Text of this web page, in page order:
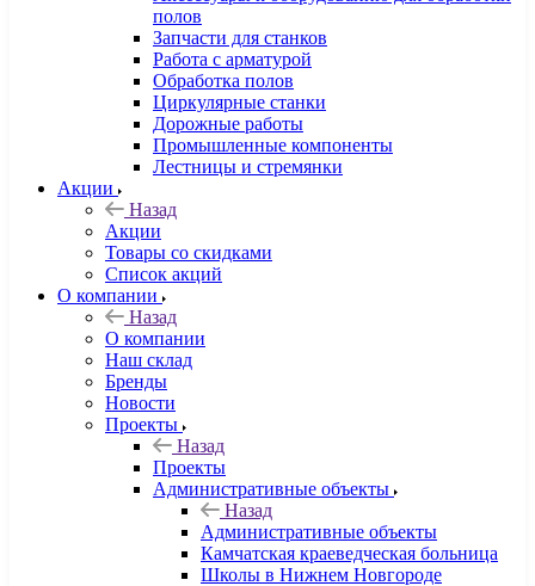
полов
Запчасти для станков
Работа с арматурой
Обработка полов
Циркулярные станки
Дорожные работы
Промышленные компоненты
Лестницы и стремянки
Акции
Назад
Акции
Товары со скидками
Список акций
О компании
Назад
О компании
Наш склад
Бренды
Новости
Проекты
Назад
Проекты
Административные объекты
Назад
Административные объекты
Камчатская краеведческая больница
Школы в Нижнем Новгороде